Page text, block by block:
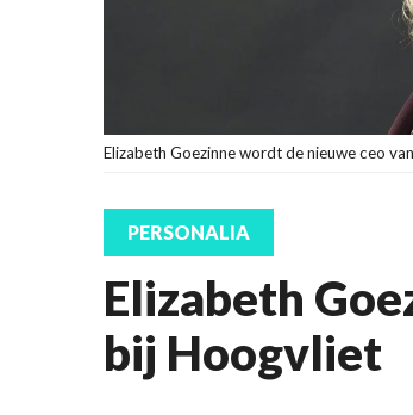
Elizabeth Goezinne wordt de nieuwe ceo
PERSONALIA
Elizabeth
bij Hoogvliet